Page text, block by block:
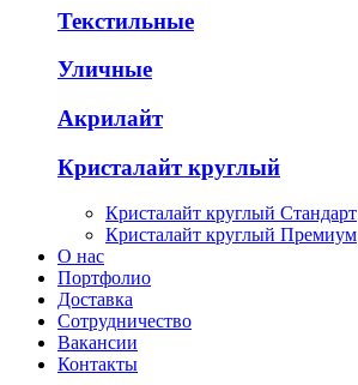
Текстильные
Уличные
Акрилайт
Кристалайт круглый
Кристалайт круглый Стандарт
Кристалайт круглый Премиум
О нас
Портфолио
Доставка
Сотрудничество
Вакансии
Контакты